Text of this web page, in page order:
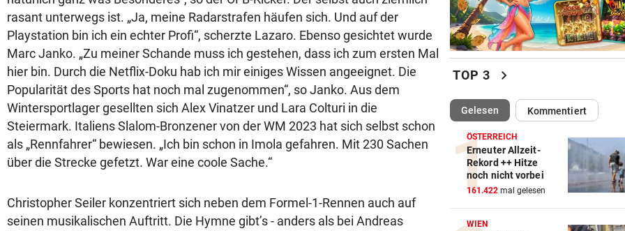
rasant unterwegs ist. „Ja, meine Radarstrafen häufen sich. Und auf der
Playstation bin ich ein echter Profi“, scherzte Lazaro. Ebenso gesichtet wurde
Marc Janko. „Zu meiner Schande muss ich gestehen, dass ich zum ersten Mal
hier bin. Durch die Netflix-Doku hab ich mir einiges Wissen angeeignet. Die
Popularität des Sports hat noch mal zugenommen“, so Janko. Aus dem
Wintersportlager gesellten sich Alex Vinatzer und Lara Colturi in die
Steiermark. Italiens Slalom-Bronzener von der WM 2023 hat sich selbst schon
als „Rennfahrer“ bewiesen. „Ich bin schon in Imola gefahren. Mit 230 Sachen
über die Strecke gefetzt. War eine coole Sache.“
Christopher Seiler konzentriert sich neben dem Formel-1-Rennen auch auf
seinen musikalischen Auftritt. Die Hymne gibt’s - anders als bei Andreas
TOP 3 chevron_right
Gelesen(ausgewählt)Kommentiert
ÖSTERREICH
Erneuter Allzeit-
Rekord ++ Hitze
noch nicht vorbei
161.422 mal gelesen
WIEN
Action-Cam Vergleich
ZUM VERGLEICH